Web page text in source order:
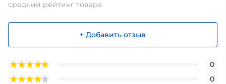
средний рейтинг товара
+ Добавить отзыв
0
0